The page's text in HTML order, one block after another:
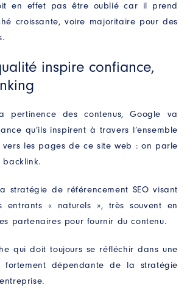
en effet pas être oublié car il prend
croissante, voire majoritaire pour des
inspire confiance,
pertinence des contenus, Google va
qu’ils inspirent à travers l’ensemble
les pages de ce site web : on parle
stratégie de référencement SEO visant
« naturels », très souvent en
partenaires pour fournir du contenu.
qui doit toujours se réfléchir dans une
fortement dépendante de la stratégie